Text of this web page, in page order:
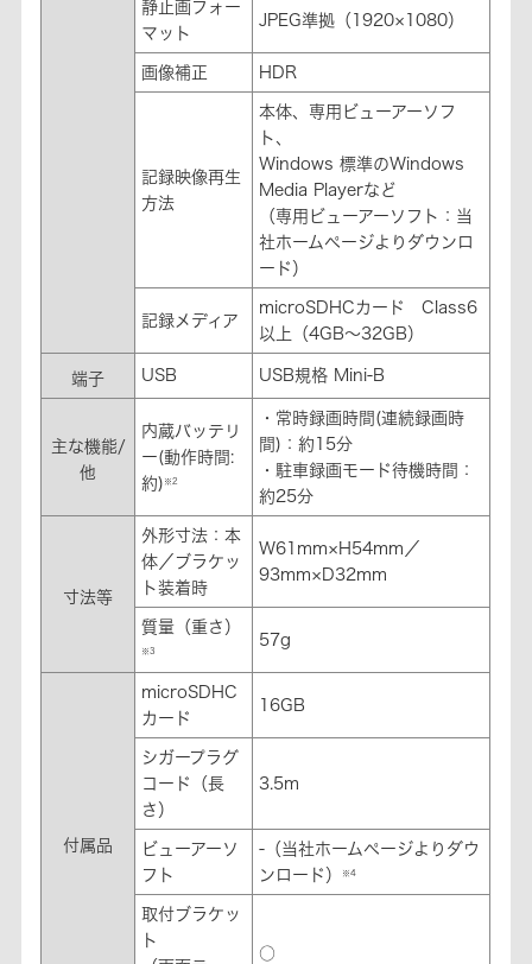
静止画フォー
マット
JPEG準拠（1920×1080）
画像補正 HDR
記録映像再生
方法
本体、専用ビューアーソフ
ト、
Windows 標準のWindows
Media Playerなど
（専用ビューアーソフト：当
社ホームページよりダウンロ
ード）
記録メディア
microSDHCカード Class6
以上（4GB～32GB）
端子 USB USB規格 Mini-B
主な機能/
他
内蔵バッテリ
ー(動作時間:
約) ※2
・常時録画時間(連続録画時
間)：約15分
・駐車録画モード待機時間：
約25分
寸法等
外形寸法：本
体／ブラケッ
ト装着時
W61mm×H54mm／
93mm×D32mm
質量（重さ）
※3
57g
付属品
microSDHC
カード
16GB
シガープラグ
コード（長
さ）
3.5m
ビューアーソ
フト
-（当社ホームページよりダウ
ンロード）
※4
取付ブラケッ
ト
○